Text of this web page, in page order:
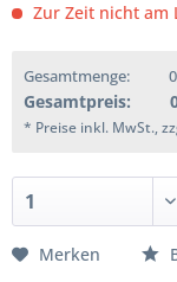
Zur Zeit nicht am
Gesamtmenge:
Gesamtpreis:
* Preise inkl. MwSt.,
Merken